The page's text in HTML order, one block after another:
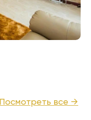
Посмотреть все →